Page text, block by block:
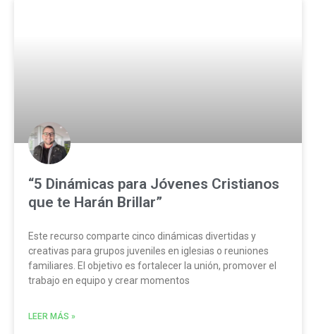
“5 Dinámicas para Jóvenes Cristianos
que te Harán Brillar”
Este recurso comparte cinco dinámicas divertidas y
creativas para grupos juveniles en iglesias o reuniones
familiares. El objetivo es fortalecer la unión, promover el
trabajo en equipo y crear momentos
LEER MÁS »